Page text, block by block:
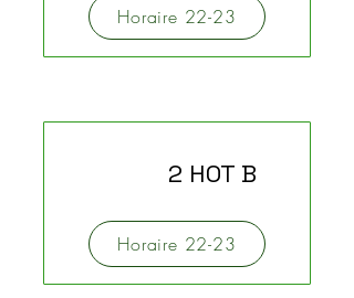
Horaire 22-23
2 HOT B
Horaire 22-23